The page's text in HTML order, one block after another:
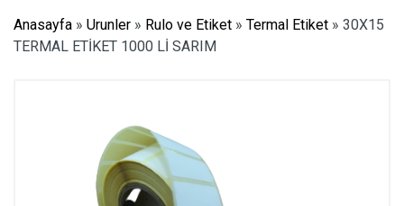
Anasayfa » Urunler » Rulo ve Etiket » Termal Etiket » 30X15
TERMAL ETİKET 1000 Lİ SARIM